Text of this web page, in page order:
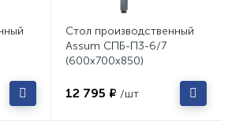
Стол производственный
Assum СПБ-П3-6/7
(600х700х850)
12 795 ₽ /шт